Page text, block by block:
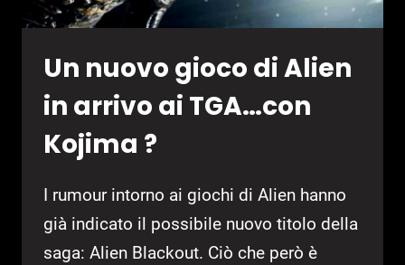
Un nuovo gioco di Alien
in arrivo ai TGA…con
Kojima ?
I rumour intorno ai giochi di Alien hanno
già indicato il possibile nuovo titolo della
saga: Alien Blackout. Ciò che però è